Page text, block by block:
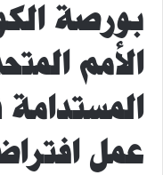
بورصة
الأمم
عمل